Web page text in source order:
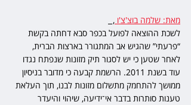
מאת: שלמה בוצ'צ'ו ,
לשכת ההוצאה לפועל בכפר סבא דחתה בקשת
“פרעתי” שהגיש אב המתגורר בארצות הברית,
לאחר שטען כי יש לסגור תיק מזונות שנפתח נגדו
עוד בשנת 2011. הרשמת קבעה כי מדובר בניסיון
ממושך להתחמק מתשלום מזונות לבנו, תוך העלאת
טענות סותרות בדבר אי־ידיעה, שיהוי והיעדר